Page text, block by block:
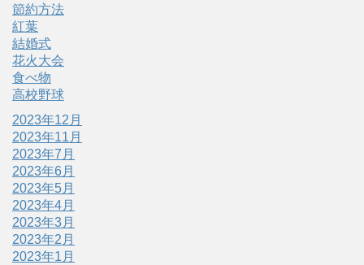
節約方法
紅葉
結婚式
花火大会
食べ物
高校野球
2023年12月
2023年11月
2023年7月
2023年6月
2023年5月
2023年4月
2023年3月
2023年2月
2023年1月